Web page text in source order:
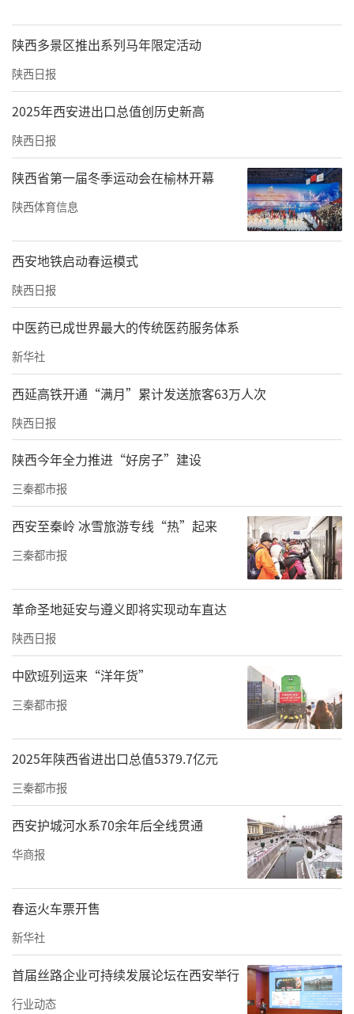
陕西多景区推出系列马年限定活动
陕西日报
2025年西安进出口总值创历史新高
陕西日报
陕西省第一届冬季运动会在榆林开幕
陕西体育信息
西安地铁启动春运模式
陕西日报
中医药已成世界最大的传统医药服务体系
新华社
西延高铁开通“满月”累计发送旅客63万人次
陕西日报
陕西今年全力推进“好房子”建设
三秦都市报
西安至秦岭 冰雪旅游专线“热”起来
三秦都市报
革命圣地延安与遵义即将实现动车直达
陕西日报
中欧班列运来“洋年货”
三秦都市报
2025年陕西省进出口总值5379.7亿元
三秦都市报
西安护城河水系70余年后全线贯通
华商报
春运火车票开售
新华社
首届丝路企业可持续发展论坛在西安举行
行业动态